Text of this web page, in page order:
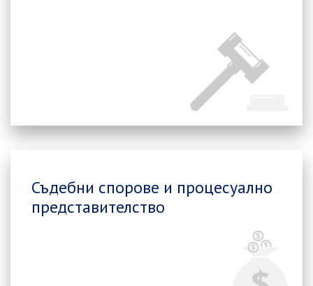
Съдебни спорове и процесуално
представителство